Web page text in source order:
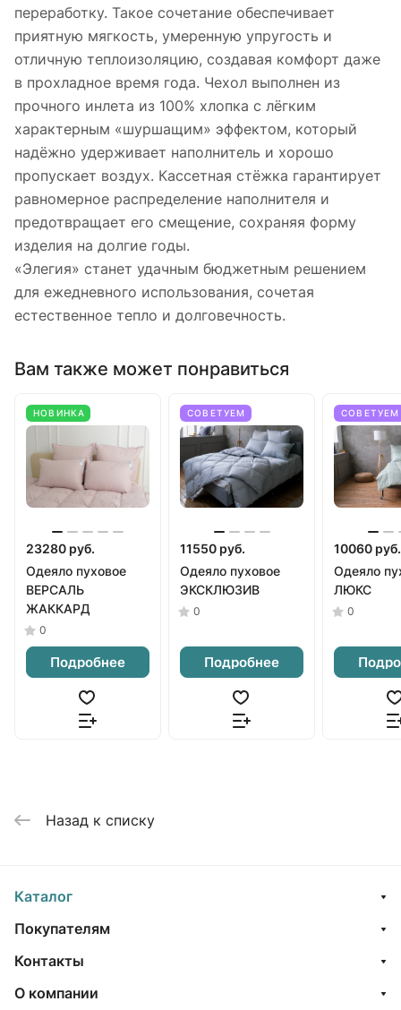
переработку. Такое сочетание обеспечивает
приятную мягкость, умеренную упругость и
отличную теплоизоляцию, создавая комфорт даже
в прохладное время года. Чехол выполнен из
прочного инлета из 100% хлопка с лёгким
характерным «шуршащим» эффектом, который
надёжно удерживает наполнитель и хорошо
пропускает воздух. Кассетная стёжка гарантирует
равномерное распределение наполнителя и
предотвращает его смещение, сохраняя форму
изделия на долгие годы.
«Элегия» станет удачным бюджетным решением
для ежедневного использования, сочетая
естественное тепло и долговечность.
Вам также может понравиться
НОВИНКА
23280 руб.
Одеяло пуховое
ВЕРСАЛЬ
ЖАККАРД
0
Подробнее
СОВЕТУЕМ
11550 руб.
Одеяло пуховое
ЭКСКЛЮЗИВ
0
Подробнее
СОВЕТУЕМ
10060 руб.
Одеяло
ЛЮКС
0
Назад к списку
Каталог
Покупателям
Контакты
О компании